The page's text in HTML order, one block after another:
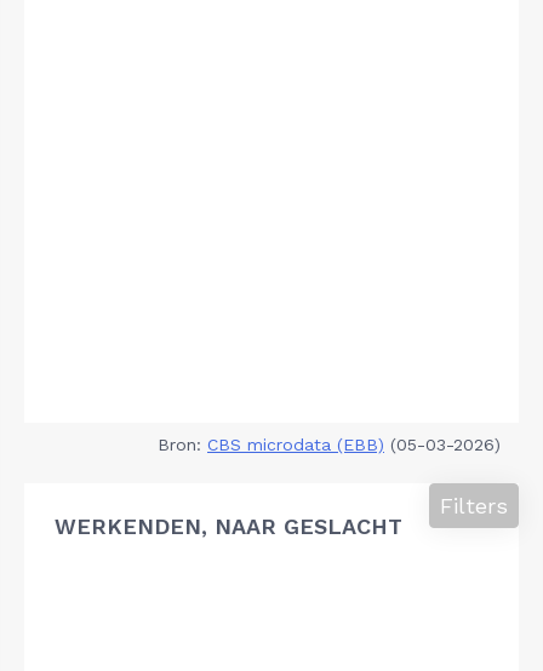
Bron: CBS microdata (EBB) (05-03-2026)
WERKENDEN, NAAR GESLACHT
Filters